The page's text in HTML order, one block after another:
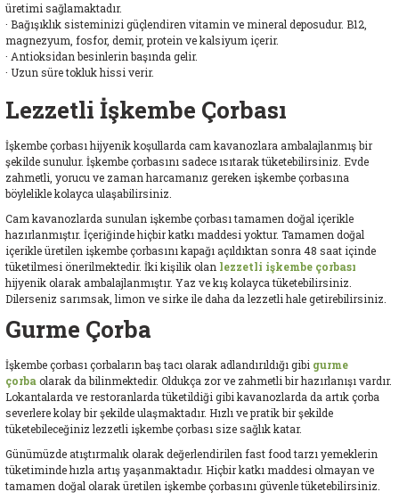
üretimi sağlamaktadır.
· Bağışıklık sisteminizi güçlendiren vitamin ve mineral deposudur. B12,
magnezyum, fosfor, demir, protein ve kalsiyum içerir.
· Antioksidan besinlerin başında gelir.
· Uzun süre tokluk hissi verir.
Lezzetli İşkembe Çorbası
İşkembe çorbası hijyenik koşullarda cam kavanozlara ambalajlanmış bir
şekilde sunulur. İşkembe çorbasını sadece ısıtarak tüketebilirsiniz. Evde
zahmetli, yorucu ve zaman harcamanız gereken işkembe çorbasına
böylelikle kolayca ulaşabilirsiniz.
Cam kavanozlarda sunulan işkembe çorbası tamamen doğal içerikle
hazırlanmıştır. İçeriğinde hiçbir katkı maddesi yoktur. Tamamen doğal
içerikle üretilen işkembe çorbasını kapağı açıldıktan sonra 48 saat içinde
tüketilmesi önerilmektedir. İki kişilik olan lezzetli işkembe çorbası
hijyenik olarak ambalajlanmıştır. Yaz ve kış kolayca tüketebilirsiniz.
Dilerseniz sarımsak, limon ve sirke ile daha da lezzetli hale getirebilirsiniz.
Gurme Çorba
İşkembe çorbası çorbaların baş tacı olarak adlandırıldığı gibi gurme
çorba olarak da bilinmektedir. Oldukça zor ve zahmetli bir hazırlanışı vardır.
Lokantalarda ve restoranlarda tüketildiği gibi kavanozlarda da artık çorba
severlere kolay bir şekilde ulaşmaktadır. Hızlı ve pratik bir şekilde
tüketebileceğiniz lezzetli işkembe çorbası size sağlık katar.
Günümüzde atıştırmalık olarak değerlendirilen fast food tarzı yemeklerin
tüketiminde hızla artış yaşanmaktadır. Hiçbir katkı maddesi olmayan ve
tamamen doğal olarak üretilen işkembe çorbasını güvenle tüketebilirsiniz.